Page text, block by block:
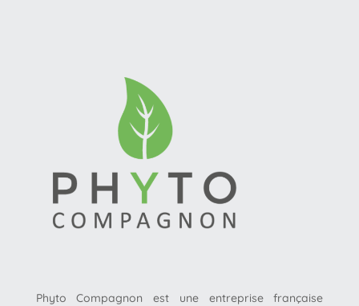
Phyto Compagnon est une entreprise française